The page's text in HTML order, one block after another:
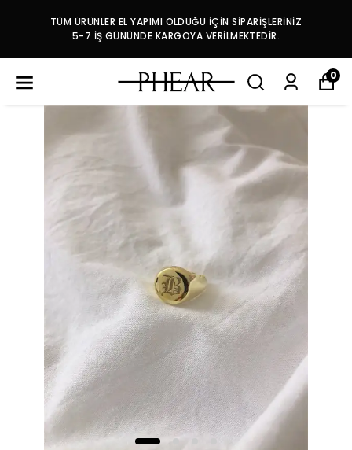
TÜM ÜRÜNLER EL YAPIMI OLDUĞU İÇİN SİPARİŞLERİNİZ
5-7 İŞ GÜNÜNDE KARGOYA VERİLMEKTEDİR.
0